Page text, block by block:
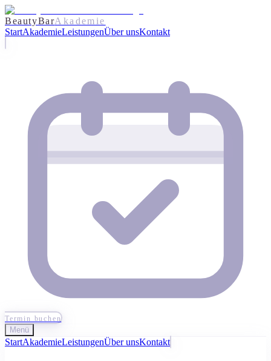
BeautyBarAkademie
StartAkademieLeistungenÜber unsKontakt
Termin buchen
Menü
StartAkademieLeistungenÜber unsKontakt